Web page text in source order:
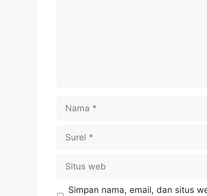
web
Simpan nama, email, dan situs